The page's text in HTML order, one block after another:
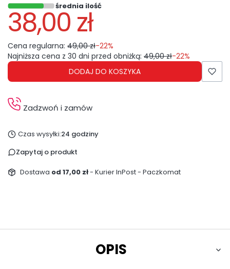
średnia ilość
38,00 zł
Cena regularna: 49,00 zł-22%
Najniższa cena z 30 dni przed obniżką: 49,00 zł-22%
DODAJ DO KOSZYKA
Zadzwoń i zamów
Czas wysyłki:24 godziny
Zapytaj o produkt
Dostawa od 17,00 zł- Kurier InPost - Paczkomat
OPIS